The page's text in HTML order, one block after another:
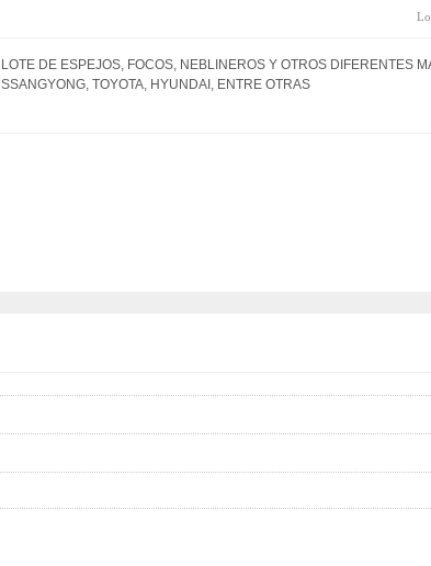
LOTE DE ESPEJOS, FOCOS, NEBLINEROS Y OTROS DIFERENTES
SSANGYONG, TOYOTA, HYUNDAI, ENTRE OTRAS